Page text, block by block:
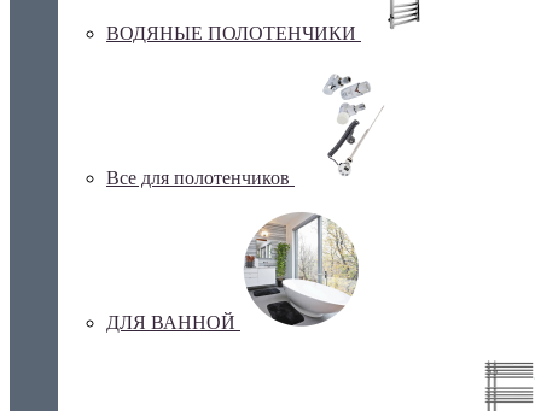
ВОДЯНЫЕ ПОЛОТЕНЧИКИ
Все для полотенчиков
ДЛЯ ВАННОЙ